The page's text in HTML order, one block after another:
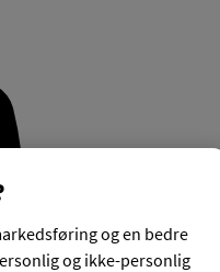
og en bedre
og ikke-personlig